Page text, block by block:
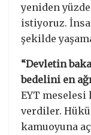
yeniden
istiyoruz.
şekilde
“Devletin
bedelini en
EYT meselesi
verdiler.
kamuoyuna